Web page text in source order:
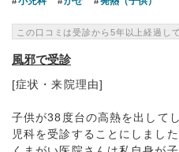
この口コミは受診から5年以上経過し
風邪で受診
[症状・来院理由]
子供が38度台の高熱を出して
児科を受診することにしました